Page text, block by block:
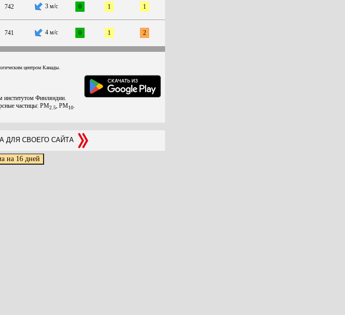
742 3 м/с 0 1 1
741 4 м/с 0 1 2
центром Канады.
институтом Финляндии.
частицы: PM2.5 , PM10
ДЛЯ СВОЕГО САЙТА